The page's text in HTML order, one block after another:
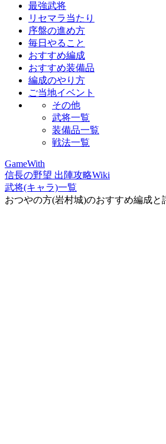
最強武将
リセマラ当たり
序盤の進め方
毎日やること
おすすめ編成
おすすめ装備品
編成のやり方
ご当地イベント
その他
武将一覧
装備品一覧
戦法一覧
GameWith
信長の野望 出陣攻略Wiki
武将(キャラ)一覧
おつやの方(岩村城)のおすすめ編成と